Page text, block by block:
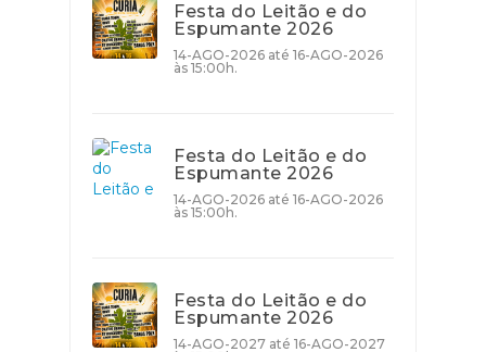
Festa do Leitão e do
Espumante 2026
14-AGO-2026 até 16-AGO-2026
às 15:00h.
Festa do Leitão e do
Espumante 2026
14-AGO-2026 até 16-AGO-2026
às 15:00h.
Festa do Leitão e do
Espumante 2026
14-AGO-2027 até 16-AGO-2027